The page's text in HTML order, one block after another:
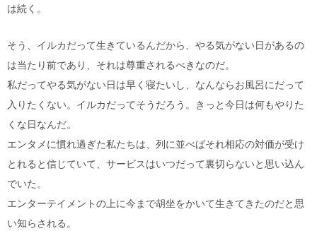
は続く。
そう、イルカだって生きているんだから、やる気がない日があるの
は当たり前であり、それは尊重されるべきなのだ。
私だってやる気がない日は早く寝たいし、なんならお風呂にだって
入りたくない。イルカだってそうだろう。きっと今日は何もやりた
くな日なんだ。
エンタメに慣れ過ぎた私たちは、列に並べばそれ相応の対価が受け
とれると信じていて、サービスはいつだって裏切らないと思い込ん
でいた。
エンターテイメントの上に今まで胡坐をかいて生きてきたのだと思
い知らされる。